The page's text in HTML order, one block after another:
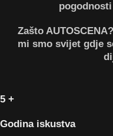
Zašto AUTOSCENA?
mi smo svijet gdje
5 +
Godina iskustva